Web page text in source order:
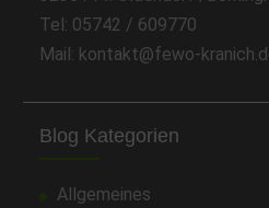
Tel: 05742 / 609770
Mail: kontakt@fewo-
Blog Kategorien
Allgemeines